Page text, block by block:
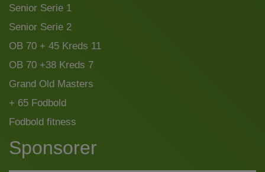
Senior Serie 1
Senior Serie 2
OB 70 + 45 Kreds 11
OB 70 +38 Kreds 7
Grand Old Masters
+ 65 Fodbold
Fodbold fitness
Sponsorer